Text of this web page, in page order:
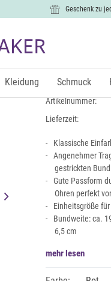
Geschenk zu
Kleidung Schmuck
Kinder
9,99 €
inkl.
Artikelnummer:
Lieferzeit:
Klassische
Angenehmer
gestrickten Bund
Gute Passform
Ohren perfekt
Einheitsgröße
Bundweite: ca.
6,5 cm
mehr lesen